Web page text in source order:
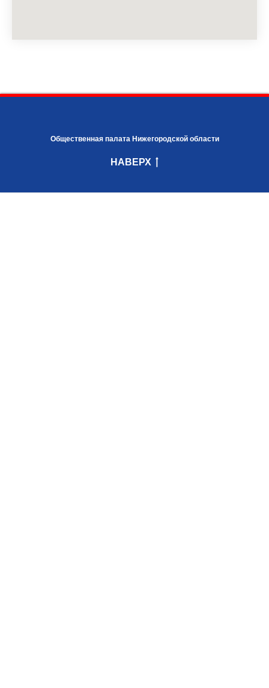
Общественная палата Нижегородской области
НАВЕРХ